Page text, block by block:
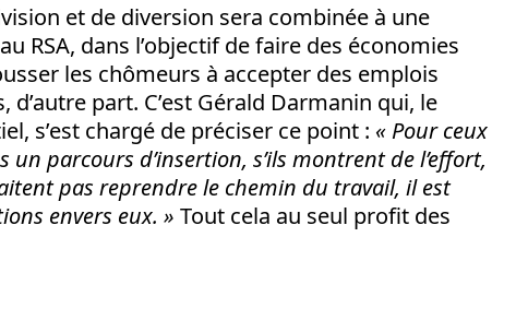
et de diversion sera combinée à une
RSA, dans l’objectif de faire des économies
les chômeurs à accepter des emplois
part. C’est Gérald Darmanin qui, le
s’est chargé de préciser ce point : « Pour ceux
un parcours d’insertion, s’ils montrent de l’effort,
pas reprendre le chemin du travail, il est
envers eux. » Tout cela au seul profit des